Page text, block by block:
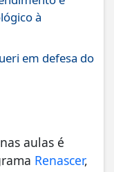
à
em defesa do
aulas é
Renascer,